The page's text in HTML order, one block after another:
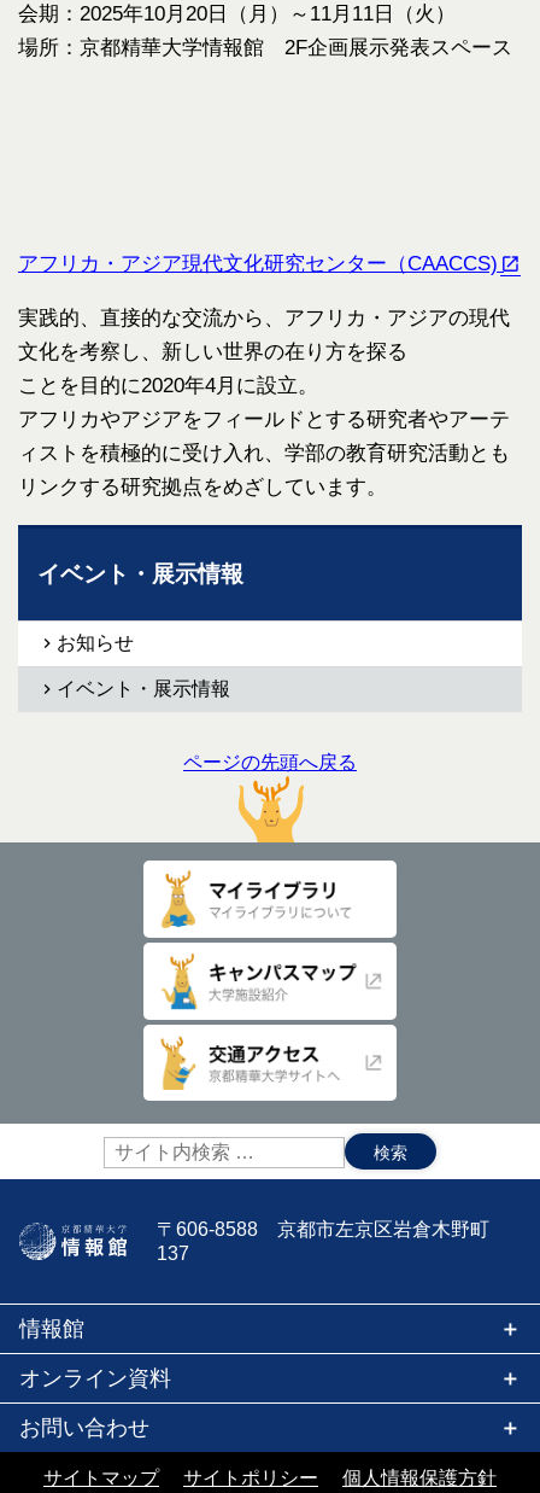
会期：2025年10月20日（月）～11月11日（火）
場所：京都精華大学情報館 2F企画展示発表スペース
アフリカ・アジア現代文化研究センター（CAACCS)
実践的、直接的な交流から、アフリカ・アジアの現代
文化を考察し、新しい世界の在り方を探る
ことを目的に2020年4月に設立。
アフリカやアジアをフィールドとする研究者やアーテ
ィストを積極的に受け入れ、学部の教育研究活動とも
リンクする研究拠点をめざしています。
イベント・展示情報
お知らせ
イベント・展示情報
ページの先頭へ戻る
サ
イ
ト
検
索:
〒606-8588 京都市左京区岩倉木野町
137
情報館
オンライン資料
お問い合わせ
サイトマップ サイトポリシー 個人情報保護方針